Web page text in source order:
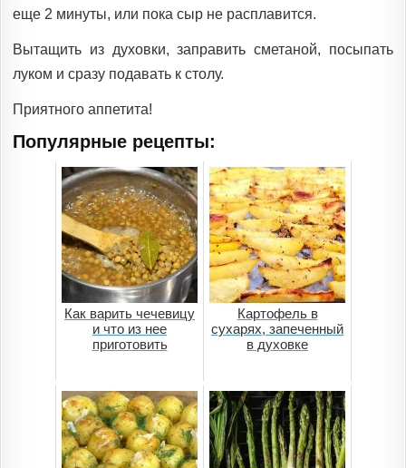
еще 2 минуты, или пока сыр не расплавится.
Вытащить из духовки, заправить сметаной, посыпать
луком и сразу подавать к столу.
Приятного аппетита!
Популярные рецепты:
Как варить чечевицу
и что из нее
приготовить
Картофель в
сухарях, запеченный
в духовке